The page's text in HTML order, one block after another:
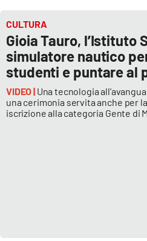
CULTURA
Gioia Tauro, l’Istituto
simulatore nautico
studenti e puntare al
VIDEO | Una tecnologia
una cerimonia servita anche per
iscrizione alla categoria Gente di